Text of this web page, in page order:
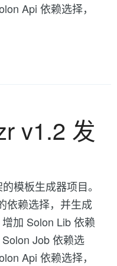
Api 依赖选择，
v1.2 发
模板生成器项目。
依赖选择，并生成
加 Solon Lib 依赖
Job 依赖选
Api 依赖选择，